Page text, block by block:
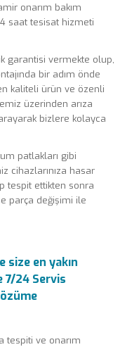
onarım bakım
saat tesisat hizmeti
garantisi vermekte olup,
bir adım önde
kaliteli ürün ve özenli
üzerinden arıza
bizlere kolayca
patlakları gibi
cihazlarınıza hasar
tespit ettikten sonra
parça değişimi ile
en yakın
24 Servis
tespiti ve onarım